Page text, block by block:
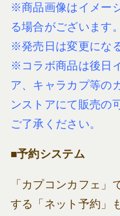
※商品画像はイメー
る場合がございます。
※発売日は変更にな
※コラボ商品は後日
ア、キャラカプ等の
ンストアにて販売の
ご了承ください。
■予約システム
「カプコンカフェ
する「ネット予約」